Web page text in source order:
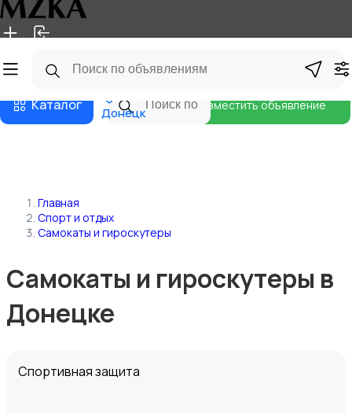
Главная Магазины
Каталог Донецк
Разместить объявление
Главная
Спорт и отдых
Самокаты и гироскутеры
Самокаты и гироскутеры в
Донецке
Спортивная защита